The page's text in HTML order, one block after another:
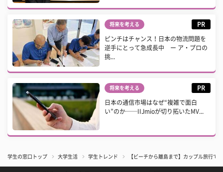
将来を考える PR
ピンチはチャンス！日本の物流問題を
逆手にとって急成長中 ー ア・プロの
挑...
将来を考える PR
日本の通信市場はなぜ“複雑で面白
い”のか──IIJmioが切り拓いたMV...
学生の窓口トップ 大学生活 学生トレンド 【ビーチから離島まで】カップル旅行で